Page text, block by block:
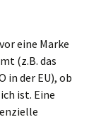
eine Marke
(z.B. das
in der EU), ob
ist. Eine